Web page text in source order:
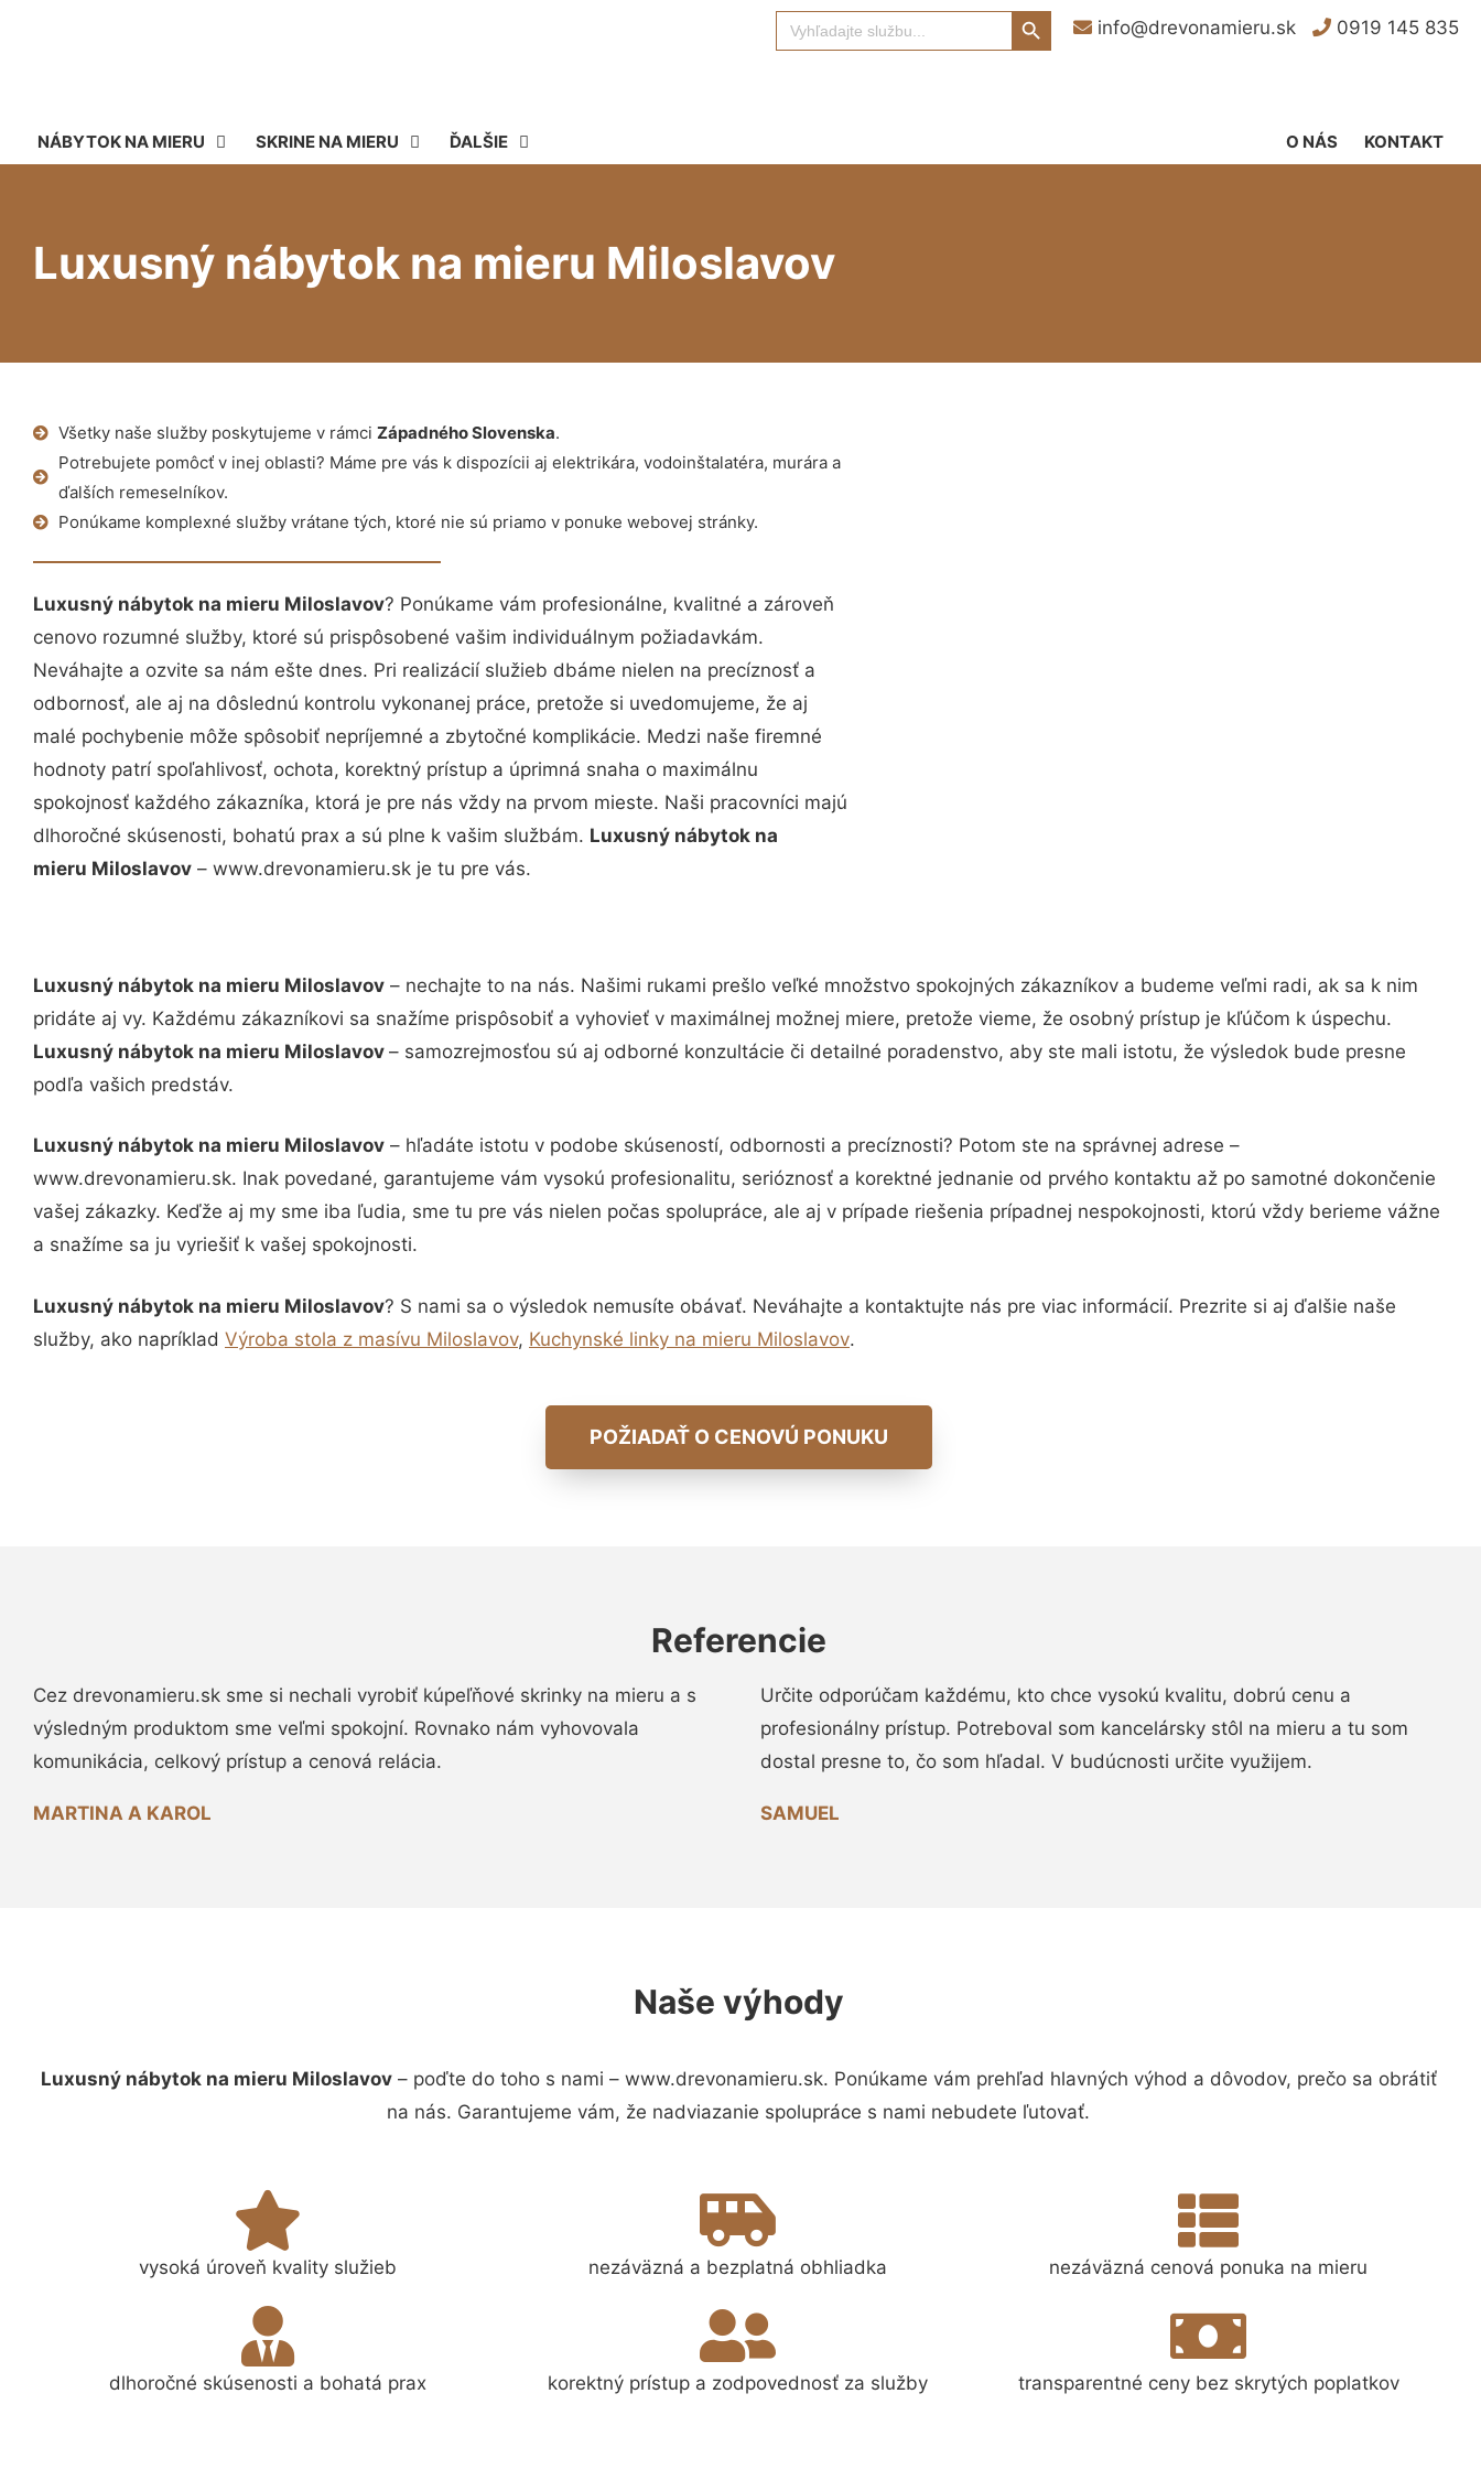
info@drevonamieru.sk 0919 145 835
Search
for:
Search Button
NÁBYTOK NA MIERU SKRINE NA MIERU ĎALŠIE KONTAKT
O NÁS
Luxusný nábytok na mieru Miloslavov
Všetky naše služby poskytujeme v rámci Západného Slovenska.
Potrebujete pomôcť v inej oblasti? Máme pre vás k dispozícii aj elektrikára, vodoinštalatéra, murára a
ďalších remeselníkov.
Ponúkame komplexné služby vrátane tých, ktoré nie sú priamo v ponuke webovej stránky.
Luxusný nábytok na mieru Miloslavov? Ponúkame vám profesionálne, kvalitné a zároveň
cenovo rozumné služby, ktoré sú prispôsobené vašim individuálnym požiadavkám.
Neváhajte a ozvite sa nám ešte dnes. Pri realizácií služieb dbáme nielen na precíznosť a
odbornosť, ale aj na dôslednú kontrolu vykonanej práce, pretože si uvedomujeme, že aj
malé pochybenie môže spôsobiť nepríjemné a zbytočné komplikácie. Medzi naše firemné
hodnoty patrí spoľahlivosť, ochota, korektný prístup a úprimná snaha o maximálnu
spokojnosť každého zákazníka, ktorá je pre nás vždy na prvom mieste. Naši pracovníci majú
dlhoročné skúsenosti, bohatú prax a sú plne k vašim službám. Luxusný nábytok na
mieru Miloslavov – www.drevonamieru.sk je tu pre vás.
Luxusný nábytok na mieru Miloslavov – nechajte to na nás. Našimi rukami prešlo veľké množstvo spokojných zákazníkov a budeme veľmi radi, ak sa k nim
pridáte aj vy. Každému zákazníkovi sa snažíme prispôsobiť a vyhovieť v maximálnej možnej miere, pretože vieme, že osobný prístup je kľúčom k úspechu.
Luxusný nábytok na mieru Miloslavov – samozrejmosťou sú aj odborné konzultácie či detailné poradenstvo, aby ste mali istotu, že výsledok bude presne
podľa vašich predstáv.
Luxusný nábytok na mieru Miloslavov – hľadáte istotu v podobe skúseností, odbornosti a precíznosti? Potom ste na správnej adrese –
www.drevonamieru.sk. Inak povedané, garantujeme vám vysokú profesionalitu, serióznosť a korektné jednanie od prvého kontaktu až po samotné dokončenie
vašej zákazky. Keďže aj my sme iba ľudia, sme tu pre vás nielen počas spolupráce, ale aj v prípade riešenia prípadnej nespokojnosti, ktorú vždy berieme vážne
a snažíme sa ju vyriešiť k vašej spokojnosti.
Luxusný nábytok na mieru Miloslavov? S nami sa o výsledok nemusíte obávať. Neváhajte a kontaktujte nás pre viac informácií. Prezrite si aj ďalšie naše
služby, ako napríklad Výroba stola z masívu Miloslavov, Kuchynské linky na mieru Miloslavov.
POŽIADAŤ O CENOVÚ PONUKU
Referencie
Cez drevonamieru.sk sme si nechali vyrobiť kúpeľňové skrinky na mieru a s
výsledným produktom sme veľmi spokojní. Rovnako nám vyhovovala
komunikácia, celkový prístup a cenová relácia.
MARTINA A KAROL
Určite odporúčam každému, kto chce vysokú kvalitu, dobrú cenu a
profesionálny prístup. Potreboval som kancelársky stôl na mieru a tu som
dostal presne to, čo som hľadal. V budúcnosti určite využijem.
SAMUEL
Naše výhody
Luxusný nábytok na mieru Miloslavov– poďte do toho s nami – www.drevonamieru.sk. Ponúkame vám prehľad hlavných výhod a dôvodov, prečo sa obrátiť
na nás. Garantujeme vám, že nadviazanie spolupráce s nami nebudete ľutovať.
vysoká úroveň kvality služieb nezáväzná a bezplatná obhliadka nezáväzná cenová ponuka na mieru
dlhoročné skúsenosti a bohatá prax korektný prístup a zodpovednosť za služby transparentné ceny bez skrytých poplatkov